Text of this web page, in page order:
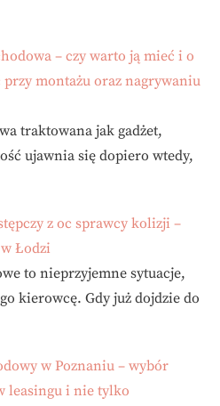
– czy warto ją mieć i o
przy montażu oraz nagrywaniu
traktowana jak gadżet,
ujawnia się dopiero wtedy,
z oc sprawcy kolizji –
Łodzi
to nieprzyjemne sytuacje,
kierowcę. Gdy już dojdzie do
w Poznaniu – wybór
leasingu i nie tylko